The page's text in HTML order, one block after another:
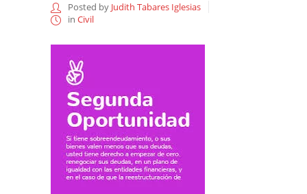
Posted by Judith Tabares Iglesias
in Civil